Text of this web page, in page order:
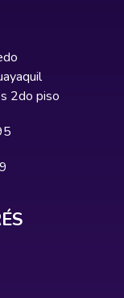
2do piso